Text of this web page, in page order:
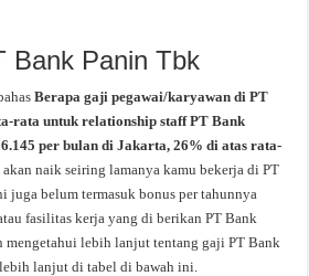
Bank Panin Tbk
Berapa gaji pegawai/karyawan di PT
rata untuk relationship staff PT Bank
per bulan di Jakarta, 26% di atas rata-
naik seiring lamanya kamu bekerja di PT
juga belum termasuk bonus per tahunnya
fasilitas kerja yang di berikan PT Bank
mengetahui lebih lanjut tentang gaji PT Bank
lanjut di tabel di bawah ini.